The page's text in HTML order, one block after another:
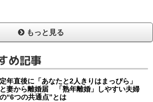
もっと見る
め記事
定年直後に「あなたと2人きりはまっぴら」
と妻から離婚届 「熟年離婚」しやすい夫婦
の“6つの共通点”とは